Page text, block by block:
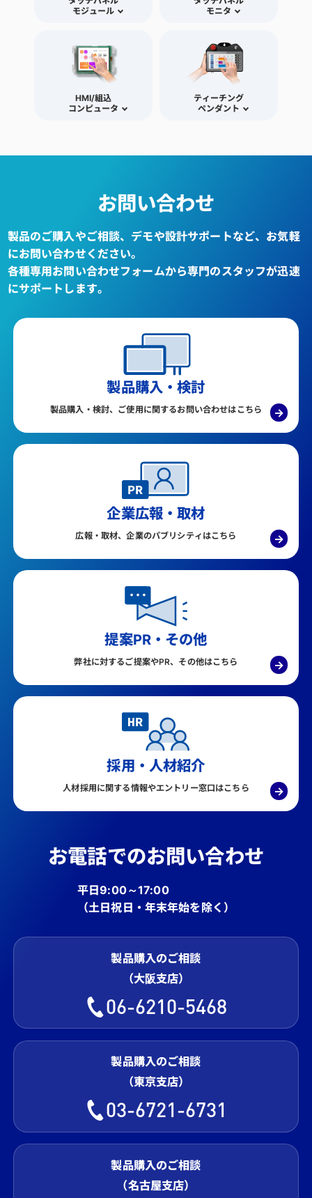
モジュール
モニタ
HMI/組込
コンピュータ
ティーチング
ペンダント
お問い合わせ
製品のご購入やご相談、デモや設計サポートなど、お気軽
にお問い合わせください。
各種専用お問い合わせフォームから専門のスタッフが迅速
にサポートします。
製品購入・検討
製品購入・検討、ご使用に関するお問い合わせはこちら →
企業広報・取材
広報・取材、企業のパブリシティはこちら →
提案PR・その他
弊社に対するご提案やPR、その他はこちら →
採用・人材紹介
人材採用に関する情報やエントリー窓口はこちら →
お電話でのお問い合わせ
平日9:00～17:00
（土日祝日・年末年始を除く）
製品購入のご相談
（大阪支店）
06-6210-5468
製品購入のご相談
（東京支店）
03-6721-6731
製品購入のご相談
（名古屋支店）